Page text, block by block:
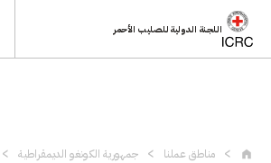
اللجنة الدولية للصليب الأحمر
مناطق عملنا جمهورية الكونغو الديمقراطية